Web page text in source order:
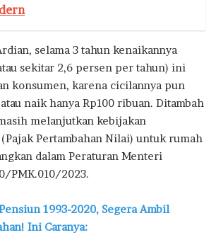
selama 3 tahun kenaikannya
sekitar 2,6 persen per tahun) ini
konsumen, karena cicilannya pun
naik hanya Rp100 ribuan. Ditambah
melanjutkan kebijakan
(Pajak Pertambahan Nilai) untuk rumah
dalam Peraturan Menteri
PMK.010/2023.
1993-2020, Segera Ambil
Ini Caranya: